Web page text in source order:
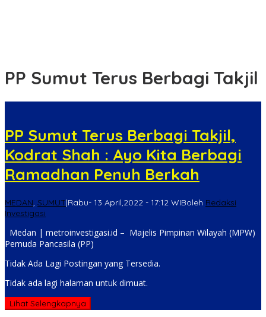
PP Sumut Terus Berbagi Takjil
PP Sumut Terus Berbagi Takjil,
Kodrat Shah : Ayo Kita Berbagi
Ramadhan Penuh Berkah
MEDAN, SUMUT|Rabu- 13 April,2022 - 17:12 WIBoleh Redaksi
Investigasi
Medan | metroinvestigasi.id – Majelis Pimpinan Wilayah (MPW)
Pemuda Pancasila (PP)
Tidak Ada Lagi Postingan yang Tersedia.
Tidak ada lagi halaman untuk dimuat.
Lihat Selengkapnya